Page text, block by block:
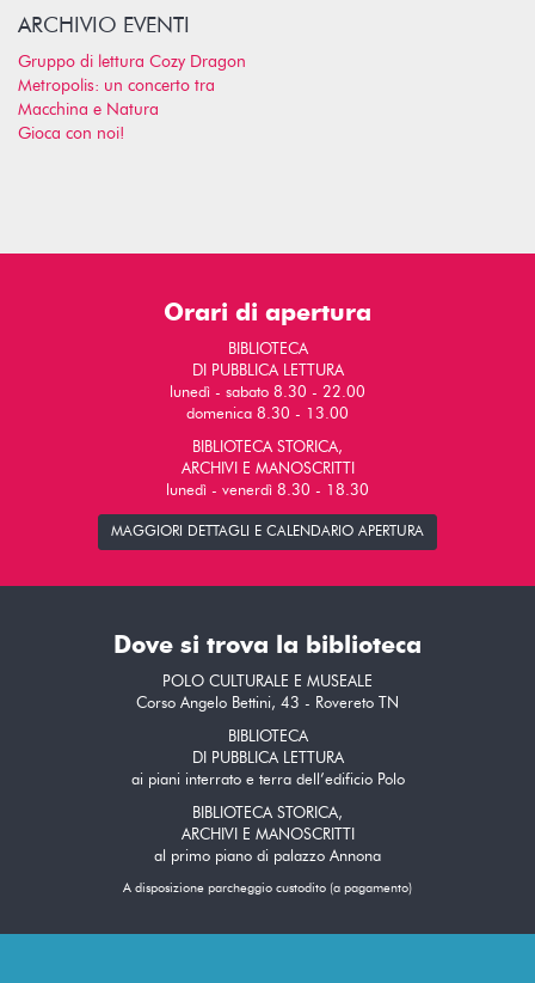
ARCHIVIO EVENTI
Gruppo di lettura Cozy Dragon
Metropolis: un concerto tra
Macchina e Natura
Gioca con noi!
Orari di apertura
BIBLIOTECA
DI PUBBLICA LETTURA
lunedì - sabato 8.30 - 22.00
domenica 8.30 - 13.00
BIBLIOTECA STORICA,
ARCHIVI E MANOSCRITTI
lunedì - venerdì 8.30 - 18.30
MAGGIORI DETTAGLI E CALENDARIO APERTURA
Dove si trova la biblioteca
POLO CULTURALE E MUSEALE
Corso Angelo Bettini, 43 - Rovereto TN
BIBLIOTECA
DI PUBBLICA LETTURA
ai piani interrato e terra dell’edificio Polo
BIBLIOTECA STORICA,
ARCHIVI E MANOSCRITTI
al primo piano di palazzo Annona
A disposizione parcheggio custodito (a pagamento)